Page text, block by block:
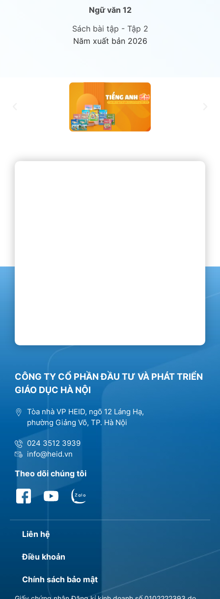
Ngữ văn 12
Sách bài tập - Tập 2
Năm xuất bản 2026
CÔNG TY CỔ PHẦN ĐẦU TƯ VÀ PHÁT TRIỂN
GIÁO DỤC HÀ NỘI
Tòa nhà VP HEID, ngõ 12 Láng Hạ,
phường Giảng Võ, TP. Hà Nội
024 3512 3939
info@heid.vn
Theo dõi chúng tôi
Liên hệ
Điều khoản
Chính sách bảo mật